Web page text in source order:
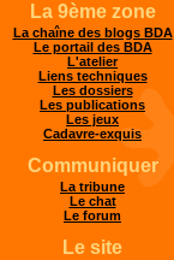
La 9ème zone
La chaîne des blogs BDA
Le portail des BDA
L'atelier
Liens techniques
Les dossiers
Les publications
Les jeux
Cadavre-exquis
Communiquer
La tribune
Le chat
Le forum
Le site